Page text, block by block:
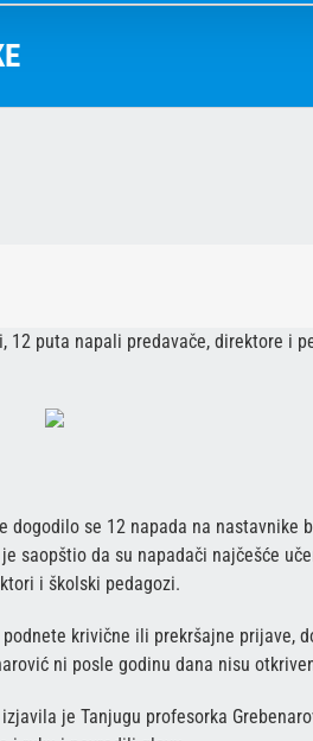
puta napali predavače, direktore i
se 12 napada na nastavnike
saopštio da su napadači najčešće
i školski pedagozi.
krivične ili prekršajne prijave,
ni posle godinu dana nisu
je Tanjugu profesorka